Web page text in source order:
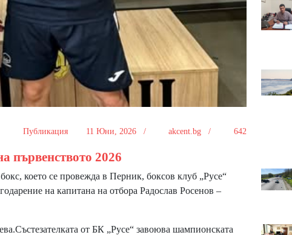
Публикация 11 Юни, 2026 / akcent.bg / 642
първенството 2026
което се провежда в Перник, боксов клуб „Русе“
на капитана на отбора Радослав Росенов –
от БК „Русе“ завоюва шампионската